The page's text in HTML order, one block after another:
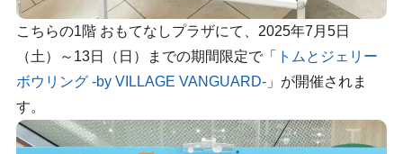
こちらの1階 おもてなしプラザにて、2025年7月5日
（土）～13日（日）までの期間限定で「
トムとジェリー
ボウリング -by VILLAGE VANGUARD-」が開催されま
す。